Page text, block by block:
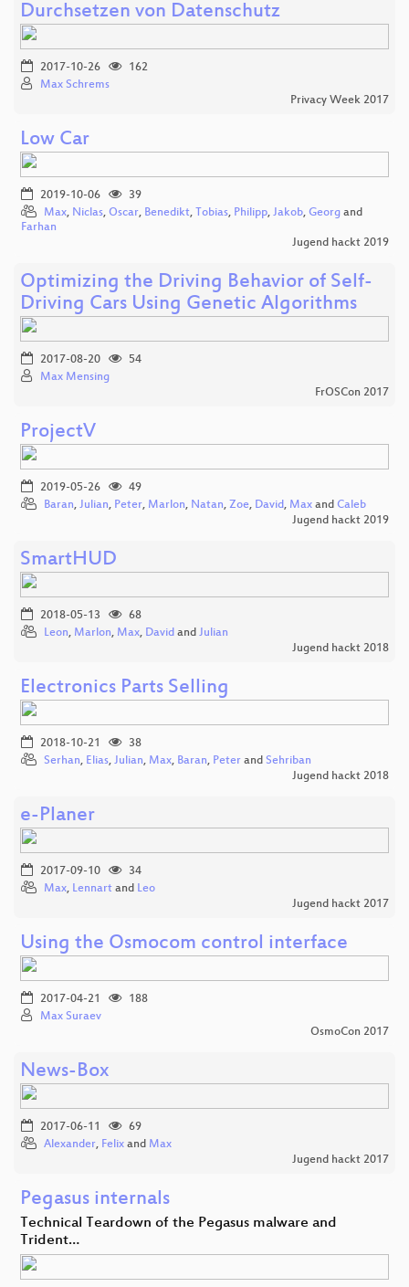
Durchsetzen von Datenschutz
2017-10-26
162
Max Schrems
Privacy Week 2017
Low Car
2019-10-06
39
Max, Niclas, Oscar, Benedikt, Tobias, Philipp, Jakob, Georg and
Farhan
Jugend hackt 2019
Optimizing the Driving Behavior of Self-
Driving Cars Using Genetic Algorithms
2017-08-20
54
Max Mensing
FrOSCon 2017
ProjectV
2019-05-26
49
Baran, Julian, Peter, Marlon, Natan, Zoe, David, Max and Caleb
Jugend hackt 2019
SmartHUD
2018-05-13
68
Leon, Marlon, Max, David and Julian
Jugend hackt 2018
Electronics Parts Selling
2018-10-21
38
Serhan, Elias, Julian, Max, Baran, Peter and Sehriban
Jugend hackt 2018
e-Planer
2017-09-10
34
Max, Lennart and Leo
Jugend hackt 2017
Using the Osmocom control interface
2017-04-21
188
Max Suraev
OsmoCon 2017
News-Box
2017-06-11
69
Alexander, Felix and Max
Jugend hackt 2017
Pegasus internals
Technical Teardown of the Pegasus malware and
Trident…